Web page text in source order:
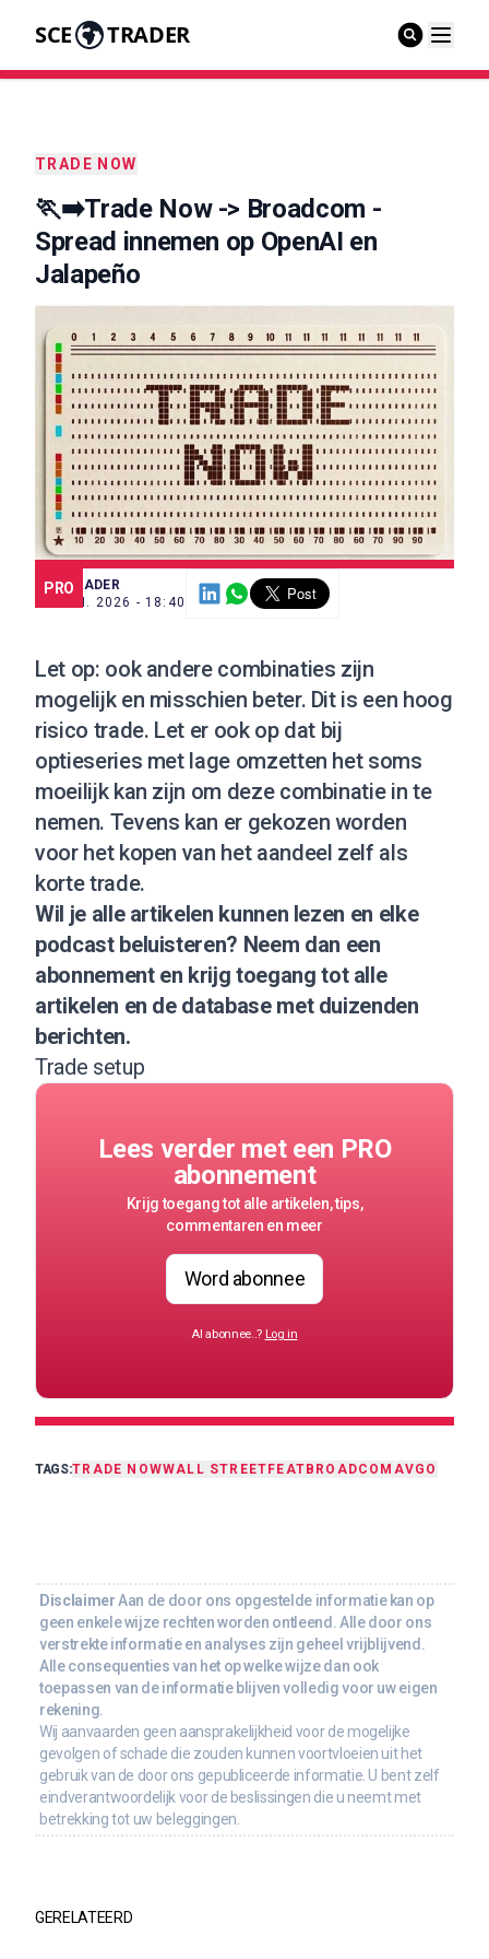
SCE TRADER
TRADE NOW
🏃‍➡️Trade Now -> Broadcom -
Spread innemen op OpenAI en
Jalapeño
PRO
SCE TRADER
30 JUN. 2026 - 18:40
Let op: ook andere combinaties zijn
mogelijk en misschien beter. Dit is een hoog
risico trade. Let er ook op dat bij
optieseries met lage omzetten het soms
moeilijk kan zijn om deze combinatie in te
nemen. Tevens kan er gekozen worden
voor het kopen van het aandeel zelf als
korte trade.
Wil je alle artikelen kunnen lezen en elke
podcast beluisteren? Neem dan een
abonnementen krijg toegang tot alle
artikelen en de database met duizenden
berichten.
Trade setup
Lees verder met een PRO
abonnement
Krijg toegang tot alle artikelen, tips,
commentaren en meer
Word abonnee
Al abonnee..? Log in
TAGS:TRADE NOWWALL STREETFEATBROADCOM AVGO
Disclaimer Aan de door ons opgestelde informatie kan op
geen enkele wijze rechten worden ontleend. Alle door ons
verstrekte informatie en analyses zijn geheel vrijblijvend.
Alle consequenties van het op welke wijze dan ook
toepassen van de informatie blijven volledig voor uw eigen
rekening.
Wij aanvaarden geen aansprakelijkheid voor de mogelijke
gevolgen of schade die zouden kunnen voortvloeien uit het
gebruik van de door ons gepubliceerde informatie. U bent zelf
eindverantwoordelijk voor de beslissingen die u neemt met
betrekking tot uw beleggingen.
GERELATEERD